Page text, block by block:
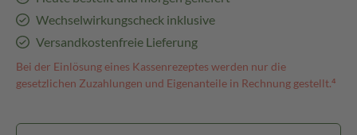
Wechselwirkungscheck inklusive
Versandkostenfreie Lieferung
Bei der Einlösung eines Kassenrezeptes werden nur die
gesetzlichen Zuzahlungen und Eigenanteile in Rechnung gestellt.⁴